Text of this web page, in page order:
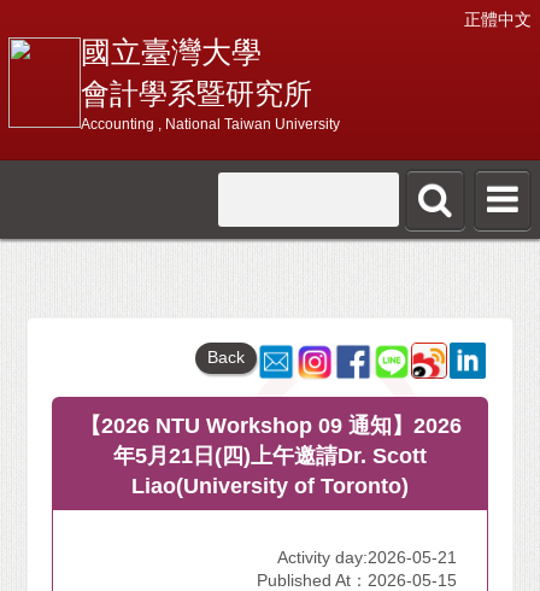
正體中文
國立臺灣大學
會計學系暨研究所
Accounting , National Taiwan University
Back
【2026 NTU Workshop 09 通知】2026
年5月21日(四)上午邀請Dr. Scott
Liao(University of Toronto)
Activity day:2026-05-21
Published At：2026-05-15